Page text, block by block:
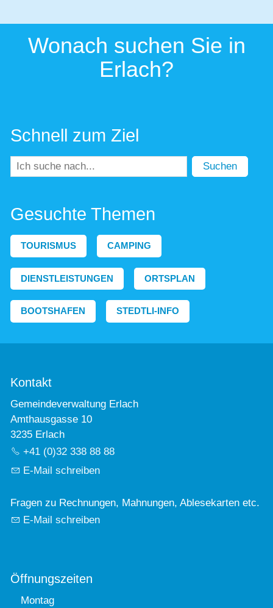
Wonach suchen Sie in
Erlach?
Schnell zum Ziel
Suchen
Gesuchte Themen
TOURISMUS CAMPING
DIENSTLEISTUNGEN ORTSPLAN
BOOTSHAFEN STEDTLI-INFO
Kontakt
Gemeindeverwaltung Erlach
Amthausgasse 10
3235 Erlach
+41 (0)32 338 88 88
E-Mail schreiben
Fragen zu Rechnungen, Mahnungen, Ablesekarten etc.
E-Mail schreiben
Öffnungszeiten
Montag